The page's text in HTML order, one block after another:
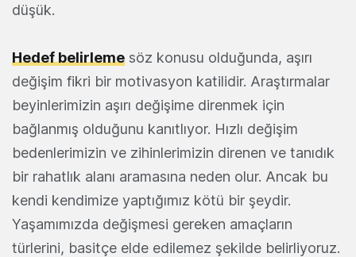
düşük.
Hedef belirleme söz konusu olduğunda, aşırı
değişim fikri bir motivasyon katilidir. Araştırmalar
beyinlerimizin aşırı değişime direnmek için
bağlanmış olduğunu kanıtlıyor. Hızlı değişim
bedenlerimizin ve zihinlerimizin direnen ve tanıdık
bir rahatlık alanı aramasına neden olur. Ancak bu
kendi kendimize yaptığımız kötü bir şeydir.
Yaşamımızda değişmesi gereken amaçların
türlerini, basitçe elde edilemez şekilde belirliyoruz.